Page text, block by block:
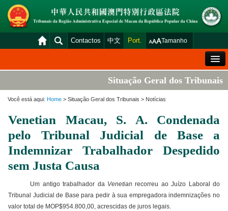
Contactos 中文 Port. Tamanho
Situação Geral dos Tribunais
Venda Judicial
Estatística
Consulta das declarações de rendimentos
Download
Situação Geral dos Tribunais
Você está aqui: Home > Situação Geral dos Tribunais > Notícias
Venetian Macau, S. A. Condenada
pelo Tribunal Judicial de Base a
Indemnizar Trabalhador Despedido
sem Justa Causa
Um antigo trabalhador da Venetian recorreu ao Juízo Laboral do
Tribunal Judicial de Base para pedir à sua empregadora indemnizações no
valor total de MOP$954.800,00, acrescidas de juros legais.